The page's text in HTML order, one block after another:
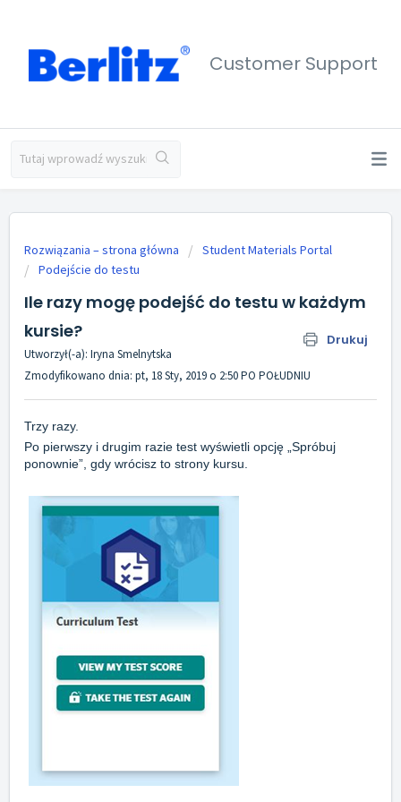
Customer Support
Rozwiązania – strona główna
Student Materials Portal
Podejście do testu
Ile razy mogę podejść do testu w każdym
kursie?
Drukuj
Utworzył(-a): Iryna Smelnytska
Zmodyfikowano dnia: pt, 18 Sty, 2019 o 2:50 PO POŁUDNIU
Trzy razy.
Po pierwszy i drugim razie test wyświetli opcję „Spróbuj
ponownie”, gdy wrócisz to strony kursu.